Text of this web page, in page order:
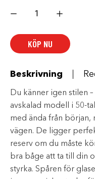
Blues
KÖP NU
Beskrivning
Du känner igen stilen
avskalad modell i 50-
med ända från början,
vägen. De ligger
reserv om du måste
bra båge att ta till din
styrka. Spåren för